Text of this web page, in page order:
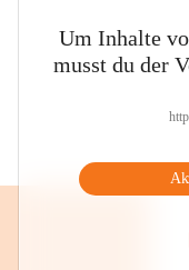
Um Inhalte
musst du der